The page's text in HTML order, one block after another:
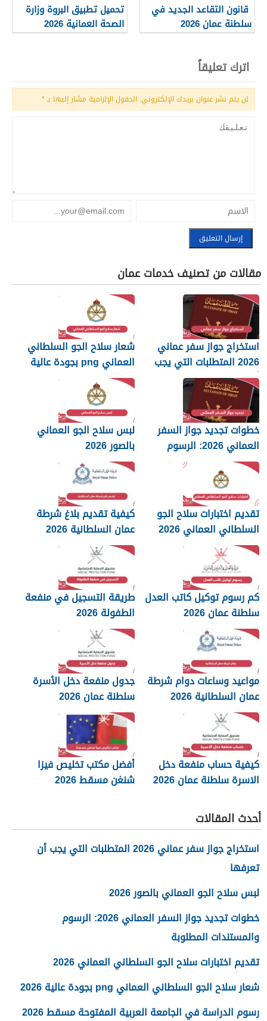
قانون التقاعد الجديد في
سلطنة عمان 2026
تحميل تطبيق البروة وزارة
الصحة العمانية 2026
اترك تعليقاً
لن يتم نشر عنوان بريدك الإلكتروني. الحقول الإلزامية مشار إليها بـ*
مقالات من تصنيف خدمات عمان
استخراج جواز سفر عماني
2026 المتطلبات التي يجب
أن تعرفها
شعار سلاح الجو السلطاني
العماني png بجودة عالية
2026
خطوات تجديد جواز السفر
العماني 2026: الرسوم
والمستندات المطلوبة
لبس سلاح الجو العماني
بالصور 2026
تقديم اختبارات سلاح الجو
السلطاني العماني 2026
كيفية تقديم بلاغ شرطة
عمان السلطانية 2026
كم رسوم توكيل كاتب العدل
سلطنة عمان 2026
طريقة التسجيل في منفعة
الطفولة 2026
مواعيد وساعات دوام شرطة
عمان السلطانية 2026
جدول منفعة دخل الأسرة
سلطنة عمان 2026
كيفية حساب منفعة دخل
الاسرة سلطنة عمان 2026
أفضل مكتب تخليص فيزا
شنغن مسقط 2026
أحدث المقالات
استخراج جواز سفر عماني 2026 المتطلبات التي يجب أن
تعرفها
لبس سلاح الجو العماني بالصور 2026
خطوات تجديد جواز السفر العماني 2026: الرسوم
والمستندات المطلوبة
تقديم اختبارات سلاح الجو السلطاني العماني 2026
شعار سلاح الجو السلطاني العماني png بجودة عالية 2026
رسوم الدراسة في الجامعة العربية المفتوحة مسقط 2026